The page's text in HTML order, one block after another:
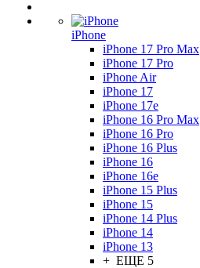
iPhone
iPhone 17 Pro Max
iPhone 17 Pro
iPhone Air
iPhone 17
iPhone 17e
iPhone 16 Pro Max
iPhone 16 Pro
iPhone 16 Plus
iPhone 16
iPhone 16e
iPhone 15 Plus
iPhone 15
iPhone 14 Plus
iPhone 14
iPhone 13
+ ЕЩЕ 5